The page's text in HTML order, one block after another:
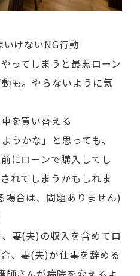
けないNG行動
ってしまうと最悪ローン
も。やらないように気
を買い替える
うかな」と思っても、
にローンで購入してし
れてしまうかもしれま
合は、問題ありません)
妻(夫)の収入を含めてロ
、妻(夫)が仕事を辞める